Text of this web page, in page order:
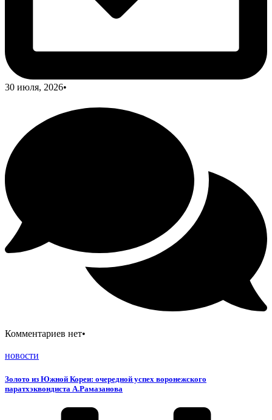
30 июля, 2026•
Комментариев нет•
новости
Золото из Южной Кореи: очередной успех воронежского
паратхэквондиста А.Рамазанова